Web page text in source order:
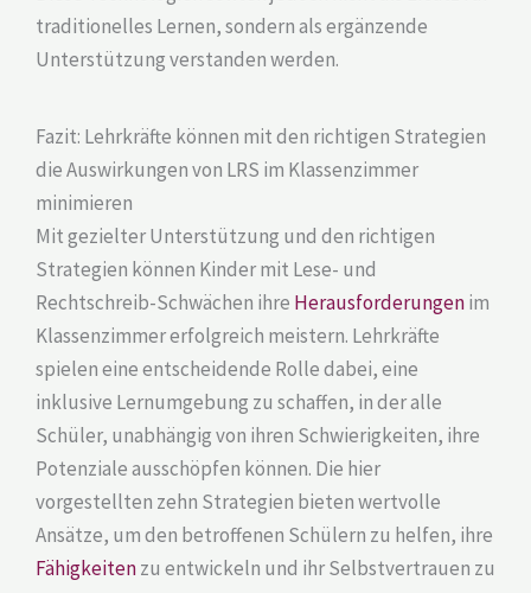
traditionelles Lernen, sondern als ergänzende
Unterstützung verstanden werden.
Fazit: Lehrkräfte können mit den richtigen Strategien
die Auswirkungen von LRS im Klassenzimmer
minimieren
Mit gezielter Unterstützung und den richtigen
Strategien können Kinder mit Lese- und
Rechtschreib-Schwächen ihre Herausforderungenim
Klassenzimmer erfolgreich meistern. Lehrkräfte
spielen eine entscheidende Rolle dabei, eine
inklusive Lernumgebung zu schaffen, in der alle
Schüler, unabhängig von ihren Schwierigkeiten, ihre
Potenziale ausschöpfen können. Die hier
vorgestellten zehn Strategien bieten wertvolle
Ansätze, um den betroffenen Schülern zu helfen, ihre
Fähigkeitenzu entwickeln und ihr Selbstvertrauen zu